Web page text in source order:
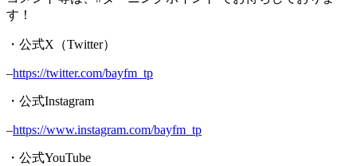
す！
・公式X（Twitter）
–https://twitter.com/bayfm_tp
・公式Instagram
–https://www.instagram.com/bayfm_tp
・公式YouTube